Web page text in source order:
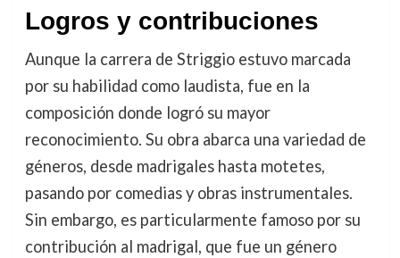
Logros y contribuciones
Aunque la carrera de Striggio estuvo marcada
por su habilidad como laudista, fue en la
composición donde logró su mayor
reconocimiento. Su obra abarca una variedad de
géneros, desde madrigales hasta motetes,
pasando por comedias y obras instrumentales.
Sin embargo, es particularmente famoso por su
contribución al madrigal, que fue un género